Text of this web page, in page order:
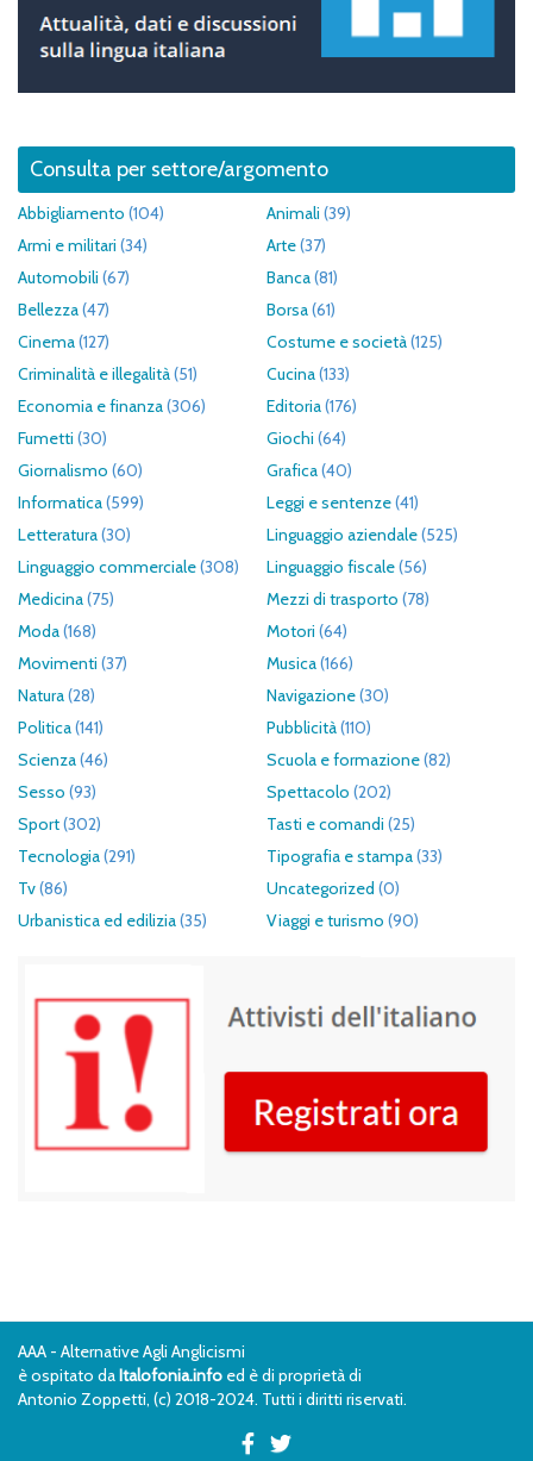
Consulta per settore/argomento
Abbigliamento (104) Animali (39)
Armi e militari (34) Arte(37)
Automobili (67) Banca(81)
Bellezza(47) Borsa(61)
Cinema(127) Costume e società(125)
Criminalità e illegalità(51) Cucina(133)
Economia e finanza(306) Editoria(176)
Fumetti (30) Giochi (64)
Giornalismo (60) Grafica(40)
Informatica(599) Leggi e sentenze(41)
Letteratura(30) Linguaggio aziendale(525)
Linguaggio commerciale(308) Linguaggio fiscale(56)
Medicina(75) Mezzi di trasporto (78)
Moda(168) Motori (64)
Movimenti (37) Musica(166)
Natura(28) Navigazione(30)
Politica(141) Pubblicità(110)
Scienza(46) Scuola e formazione(82)
Sesso (93) Spettacolo (202)
Sport(302) Tasti e comandi (25)
Tecnologia(291) Tipografia e stampa(33)
Tv(86) Uncategorized (0)
Urbanistica ed edilizia(35) Viaggi e turismo (90)
AAA - Alternative Agli Anglicismi
è ospitato daItalofonia.info ed è di proprietà di
Antonio Zoppetti, (c) 2018-2024. Tutti i diritti riservati.